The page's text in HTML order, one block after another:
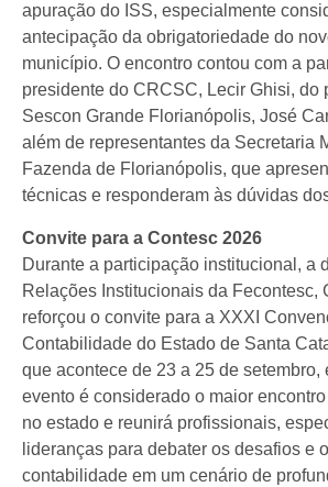
apuração do ISS, especialmente
antecipação da obrigatoriedade do
município. O encontro contou com a
presidente do CRCSC, Lecir Ghisi, do
Sescon Grande Florianópolis, José
além de representantes da Secretaria
Fazenda de Florianópolis, que
técnicas e responderam às dúvidas
Convite para a Contesc 2026
Durante a participação institucional, a
Relações Institucionais da Fecontesc,
reforçou o convite para a XXXI
Contabilidade do Estado de Santa
que acontece de 23 a 25 de setembro,
evento é considerado o maior
no estado e reunirá profissionais,
lideranças para debater os desafios e
contabilidade em um cenário de